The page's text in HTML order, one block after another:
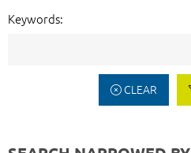
Keywords:
CLEAR